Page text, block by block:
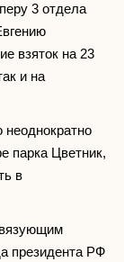
3 отдела
взяток на 23
и на
парка Цветник,
в
президента РФ